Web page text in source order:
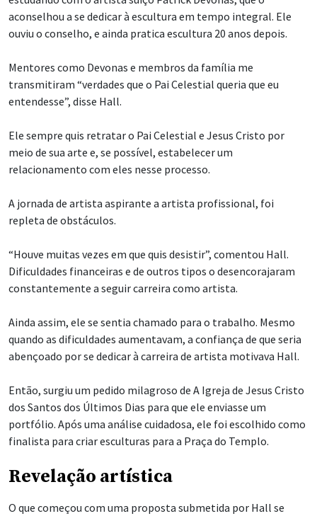
aconselhou a se dedicar à escultura em tempo integral. Ele
ouviu o conselho, e ainda pratica escultura 20 anos depois.
Mentores como Devonas e membros da família me
transmitiram “verdades que o Pai Celestial queria que eu
entendesse”, disse Hall.
Ele sempre quis retratar o Pai Celestial e Jesus Cristo por
meio de sua arte e, se possível, estabelecer um
relacionamento com eles nesse processo.
A jornada de artista aspirante a artista profissional, foi
repleta de obstáculos.
“Houve muitas vezes em que quis desistir”, comentou Hall.
Dificuldades financeiras e de outros tipos o desencorajaram
constantemente a seguir carreira como artista.
Ainda assim, ele se sentia chamado para o trabalho. Mesmo
quando as dificuldades aumentavam, a confiança de que seria
abençoado por se dedicar à carreira de artista motivava Hall.
Então, surgiu um pedido milagroso de A Igreja de Jesus Cristo
dos Santos dos Últimos Dias para que ele enviasse um
portfólio. Após uma análise cuidadosa, ele foi escolhido como
finalista para criar esculturas para a Praça do Templo.
Revelação artística
O que começou com uma proposta submetida por Hall se